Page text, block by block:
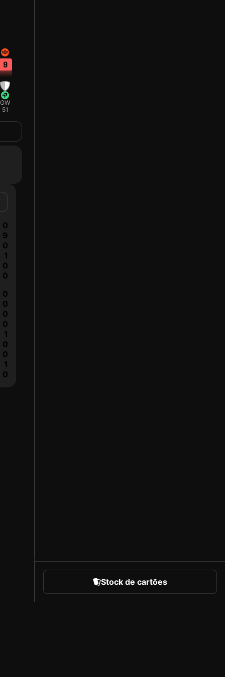
9
GW
51
0
9
0
1
0
0
0
0
0
0
1
0
0
1
0
Stock de cartões